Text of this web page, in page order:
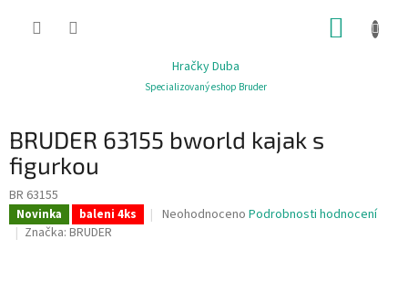
Hračky Duba
Specializovaný eshop Bruder
BRUDER 63155 bworld kajak s
figurkou
BR 63155
Novinka baleni 4ks
Průměrné
Neohodnoceno Podrobnosti hodnocení
Značka: BRUDER